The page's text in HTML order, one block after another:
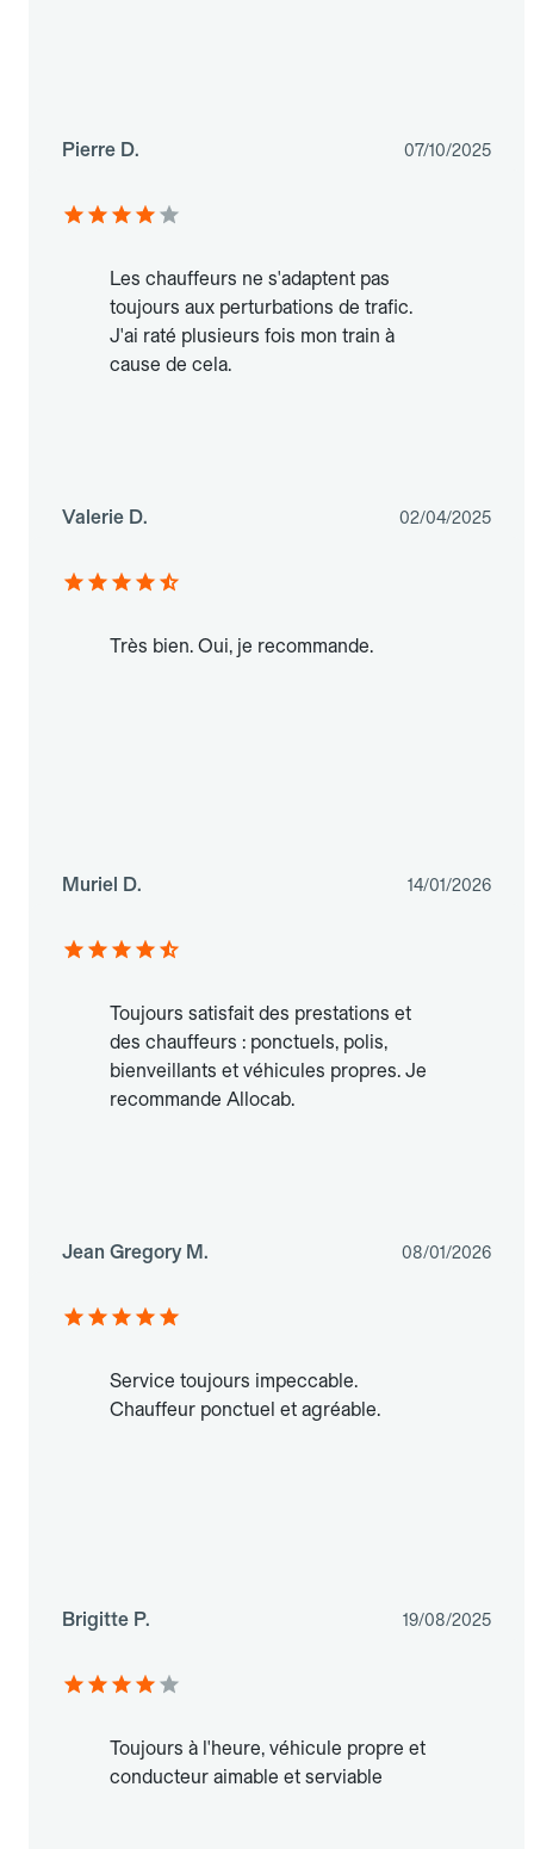
Pierre D. 07/10/2025
Les chauffeurs ne s'adaptent pas
toujours aux perturbations de trafic.
J'ai raté plusieurs fois mon train à
cause de cela.
Valerie D. 02/04/2025
Très bien. Oui, je recommande.
Muriel D. 14/01/2026
Toujours satisfait des prestations et
des chauffeurs : ponctuels, polis,
bienveillants et véhicules propres. Je
recommande Allocab.
Jean Gregory M. 08/01/2026
Service toujours impeccable.
Chauffeur ponctuel et agréable.
Brigitte P. 19/08/2025
Toujours à l'heure, véhicule propre et
conducteur aimable et serviable